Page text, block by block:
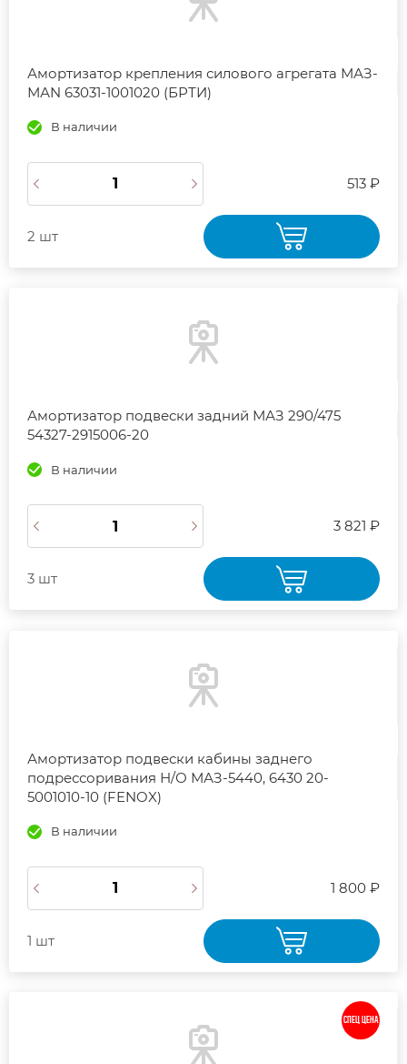
Амортизатор крепления силового агрегата МАЗ-
МАN 63031-1001020 (БРТИ)
В наличии
513 ₽
2 шт
Амортизатор подвески задний МАЗ 290/475
54327-2915006-20
В наличии
3 821 ₽
3 шт
Амортизатор подвески кабины заднего
подрессоривания Н/О МАЗ-5440, 6430 20-
5001010-10 (FENOX)
В наличии
1 800 ₽
1 шт
СПЕЦ ЦЕНА